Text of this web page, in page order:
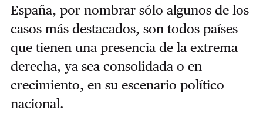
España, por nombrar sólo algunos de los
casos más destacados, son todos países
que tienen una presencia de la extrema
derecha, ya sea consolidada o en
crecimiento, en su escenario político
nacional.